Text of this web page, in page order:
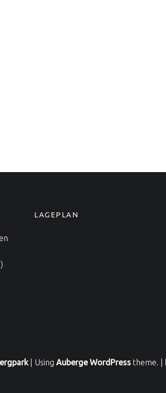
LAGEPLAN
Using Auberge WordPress theme.